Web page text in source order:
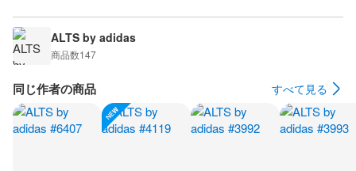
ALTS by adidas
商品数147
同じ作者の商品 すべて見る